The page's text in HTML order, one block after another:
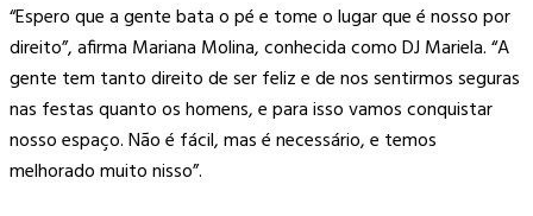
“Espero que a gente bata o pé e tome o lugar que é nosso por
direito”, afirma Mariana Molina, conhecida como DJ Mariela. “A
gente tem tanto direito de ser feliz e de nos sentirmos seguras
nas festas quanto os homens, e para isso vamos conquistar
nosso espaço. Não é fácil, mas é necessário, e temos
melhorado muito nisso”.